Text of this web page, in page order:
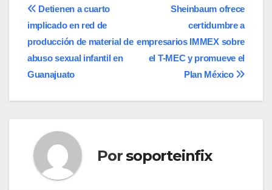
Navegación
de
entradas
Sheinbaum ofrece
certidumbre a
empresarios IMMEX sobre
el T-MEC y promueve el
Plan México
Detienen a cuarto
implicado en red de
producción de material de
abuso sexual infantil en
Guanajuato
Porsoporteinfix